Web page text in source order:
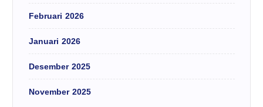
Februari 2026
Januari 2026
Desember 2025
November 2025